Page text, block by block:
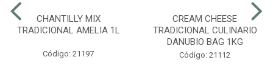
CHANTILLY MIX
TRADICIONAL AMELIA 1L
Código: 21197
CREAM CHEESE
TRADICIONAL CULINARIO
DANUBIO BAG 1KG
Código: 21112